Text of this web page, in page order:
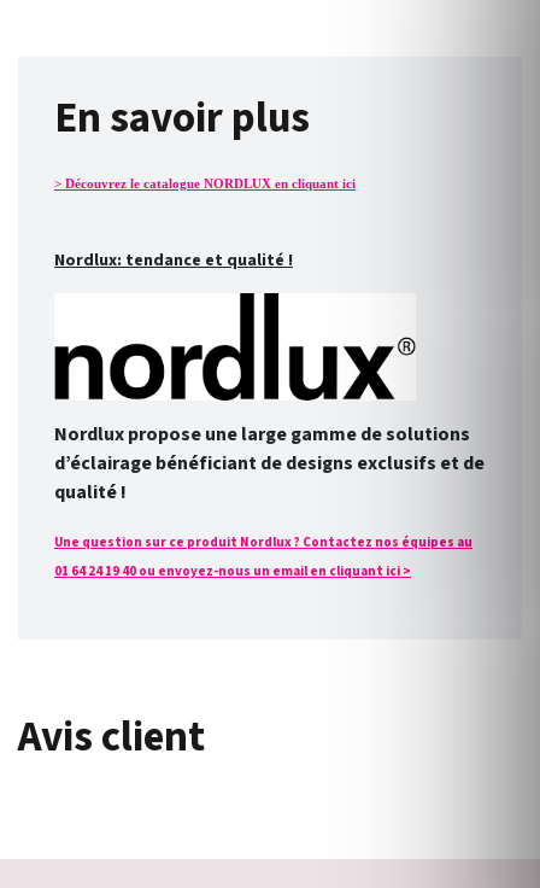
En savoir plus
> Découvrez le catalogue NORDLUX en cliquant ici
Nordlux: tendance et qualité !
Nordlux propose une large gamme de solutions
d’éclairage bénéficiant de designs exclusifs et de
qualité !
Une question sur ce produit Nordlux ? Contactez nos équipes au
01 64 24 19 40 ou envoyez-nous un email en cliquant ici >
Avis client